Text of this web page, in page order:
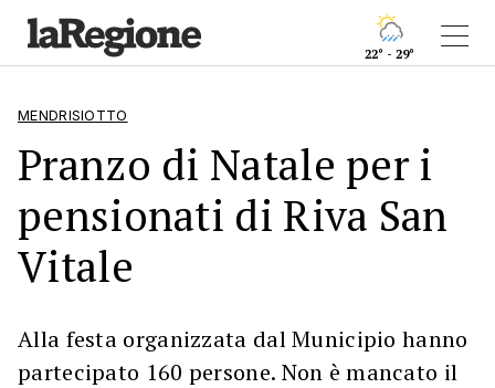
22° - 29°
MENDRISIOTTO
Pranzo di Natale per i
pensionati di Riva San
Vitale
Alla festa organizzata dal Municipio hanno
partecipato 160 persone. Non è mancato il